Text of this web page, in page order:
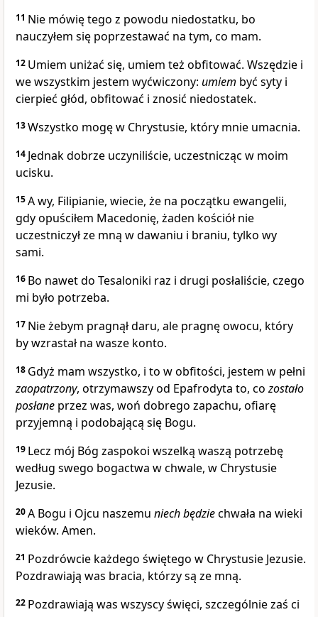
11 Nie mówię tego z powodu niedostatku, bo
nauczyłem się poprzestawać na tym, co mam.
12 Umiem uniżać się, umiem też obfitować. Wszędzie i
we wszystkim jestem wyćwiczony: umiem być syty i
cierpieć głód, obfitować i znosić niedostatek.
13Wszystko mogę w Chrystusie, który mnie umacnia.
14 Jednak dobrze uczyniliście, uczestnicząc w moim
ucisku.
15A wy, Filipianie, wiecie, że na początku ewangelii,
gdy opuściłem Macedonię, żaden kościół nie
uczestniczył ze mną w dawaniu i braniu, tylko wy
sami.
16 Bo nawet do Tesaloniki raz i drugi posłaliście, czego
mi było potrzeba.
17 Nie żebym pragnął daru, ale pragnę owocu, który
by wzrastał na wasze konto.
18 Gdyż mam wszystko, i to w obfitości, jestem w pełni
zaopatrzony, otrzymawszy od Epafrodyta to, cozostało
posłane przez was, woń dobrego zapachu, ofiarę
przyjemną i podobającą się Bogu.
19 Lecz mój Bóg zaspokoi wszelką waszą potrzebę
według swego bogactwa w chwale, w Chrystusie
Jezusie.
20A Bogu i Ojcu naszemu niech będziechwała na wieki
wieków. Amen.
21 Pozdrówcie każdego świętego w Chrystusie Jezusie.
Pozdrawiają was bracia, którzy są ze mną.
22 Pozdrawiają was wszyscy święci, szczególnie zaś ci